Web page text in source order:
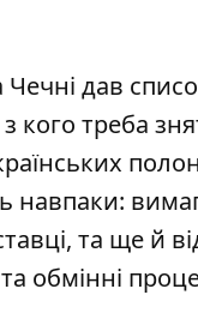
дав
треба
та ще й
обмінні